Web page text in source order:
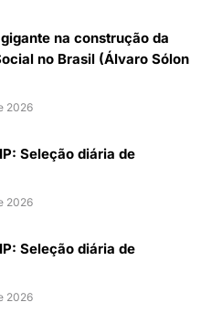
na construção da
no Brasil (Álvaro Sólon
2026
Seleção diária de
2026
Seleção diária de
2026